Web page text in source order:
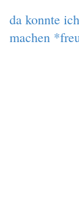
da konnte
machen